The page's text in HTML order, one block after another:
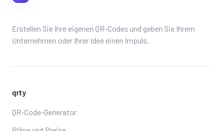
Erstellen Sie Ihre eigenen QR-Codes und geben Sie Ihrem
Unternehmen oder Ihrer Idee einen Impuls.
qrty
QR-Code-Generator